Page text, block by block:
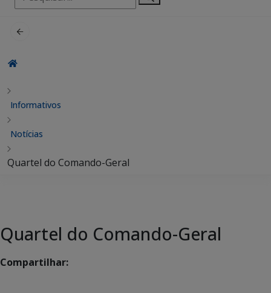
por:
Informativos
Notícias
Quartel do Comando-Geral
Quartel do Comando-Geral
Compartilhar: